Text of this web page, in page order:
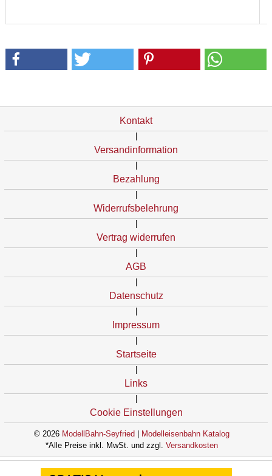
Kontakt
Versandinformation
Bezahlung
Widerrufsbelehrung
Vertrag widerrufen
AGB
Datenschutz
Impressum
Startseite
Links
Cookie Einstellungen
© 2026 ModellBahn-Seyfried
Modelleisenbahn Katalog
*Alle Preise inkl. MwSt. und zzgl. Versandkosten